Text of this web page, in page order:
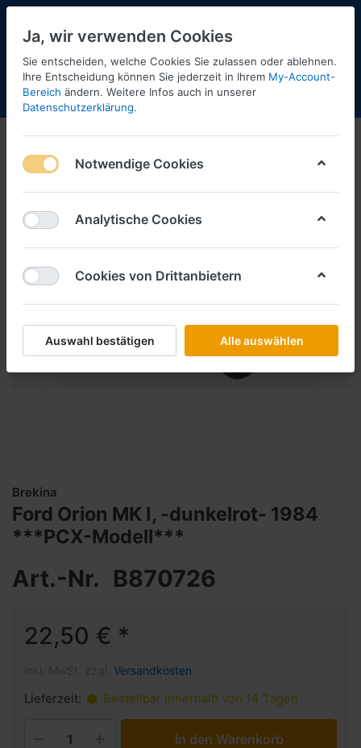
Menü Anmelden Shopaktualisierung
Brekina
Ford Orion MK I, -dunkelrot- 1984
***PCX-Modell***
Art.-Nr. B870726
22,50 € *
Versandkosten
Lieferzeit: Bestellbar innerhalb von 14 Tagen
In den Warenkorb
Ja, wir verwenden Cookies
Sie entscheiden, welche Cookies Sie zulassen oder ablehnen.
Ihre Entscheidung können Sie jederzeit in Ihrem My-Account-
Bereich ändern. Weitere Infos auch in unserer
Datenschutzerklärung.
Notwendige Cookies
Analytische Cookies
Cookies von Drittanbietern
Auswahl bestätigen Alle auswählen